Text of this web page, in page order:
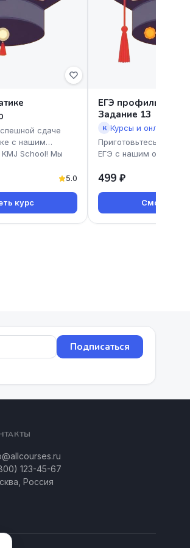
сдаче
с нашим
School! Мы
5.0
курс
ЕГЭ профиль.
Задание 13
К
Приготовьтесь к
ЕГЭ с нашим онлайн-
Екатерины
499 ₽
Смотреть
Подписаться
123-45-67
Россия